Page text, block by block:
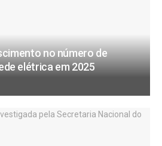
no número de
elétrica em 2025